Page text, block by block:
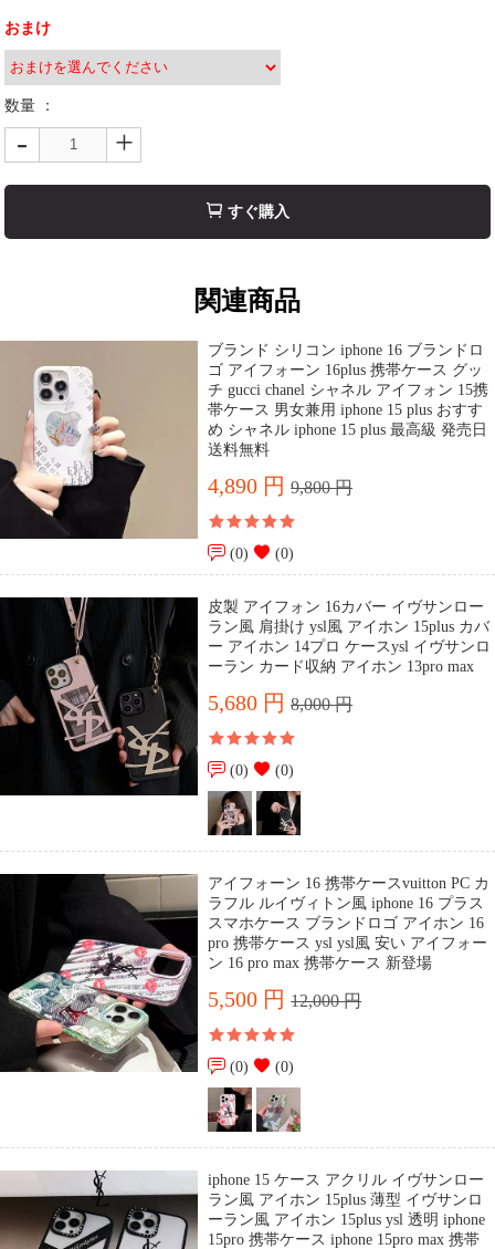
おまけ
数量 ：
- +
すぐ購入
関連商品
ブランド シリコン iphone 16 ブランドロ
ゴ アイフォーン 16plus 携帯ケース グッ
チ gucci chanel シャネル アイフォン 15携
帯ケース 男女兼用 iphone 15 plus おすす
め シャネル iphone 15 plus 最高級 発売日
送料無料
4,890 円9,800 円
(0) (0)
皮製 アイフォン 16カバー イヴサンロー
ラン風 肩掛け ysl風 アイホン 15plus カバ
ー アイホン 14プロ ケースysl イヴサンロ
ーラン カード収納 アイホン 13pro max
5,680 円8,000 円
(0) (0)
アイフォーン 16 携帯ケースvuitton PC カ
ラフル ルイヴィトン風 iphone 16 プラス
スマホケース ブランドロゴ アイホン 16
pro 携帯ケース ysl ysl風 安い アイフォー
ン 16 pro max 携帯ケース 新登場
5,500 円12,000 円
(0) (0)
iphone 15 ケース アクリル イヴサンロー
ラン風 アイホン 15plus 薄型 イヴサンロ
ーラン風 アイホン 15plus ysl 透明 iphone
15pro 携帯ケース iphone 15pro max 携帯